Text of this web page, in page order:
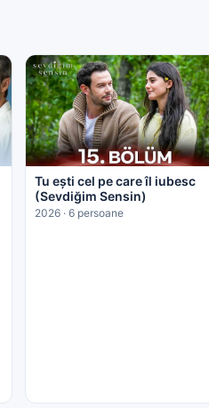
Tu ești cel pe care îl iubesc
(Sevdiğim Sensin)
2026 · 6 persoane